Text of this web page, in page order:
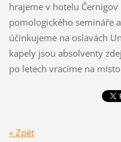
hrajeme v hotelu
pomologického semináře
účinkujeme na oslavách
kapely jsou absolventy
po letech vracíme na
« Zpět